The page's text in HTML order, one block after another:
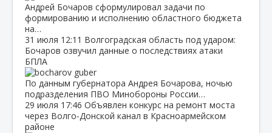
Андрей Бочаров сформулировал задачи по
формированию и исполнению областного бюджета
на…
31 июля 12:11 Волгоградская область под ударом:
Бочаров озвучил данные о последствиях атаки
БПЛА
По данным губернатора Андрея Бочарова, ночью
подразделения ПВО Минобороны России…
29 июля 17:46 Объявлен конкурс на ремонт моста
через Волго‑Донской канал в Красноармейском
районе